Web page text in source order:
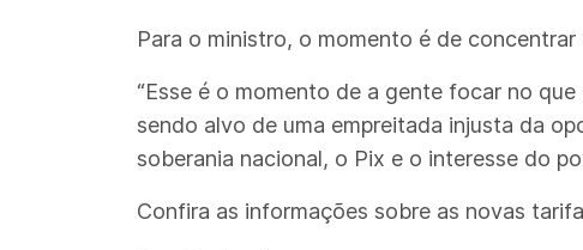
Para o ministro, o momento é de
“Esse é o momento de a gente focar no
sendo alvo de uma empreitada injusta da
soberania nacional, o Pix e o interesse do
Confira as informações sobre as novas